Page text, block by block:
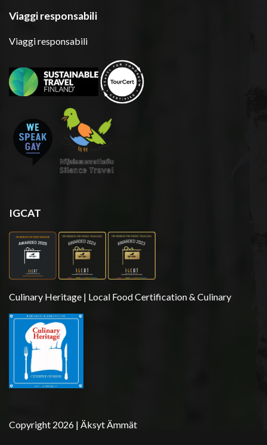
Viaggi responsabili
Viaggi responsabili
IGCAT
Culinary Heritage | Local Food Certification & Culinary
Copyright 2026 | Äksyt Ämmät